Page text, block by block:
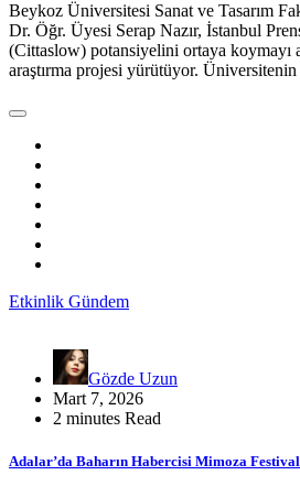
Beykoz Üniversitesi Sanat ve Tasarım
Dr. Öğr. Üyesi Serap Nazır, İstanbul
(Cittaslow) potansiyelini ortaya koymayı
araştırma projesi yürütüyor.
Etkinlik Gündem
Gözde Uzun
Mart 7, 2026
2 minutes Read
Adalar’da Baharın Habercisi Mimoza